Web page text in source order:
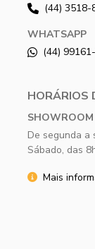
(44) 3518-
WHATSAPP
(44)
HORÁRIOS
SHOWROOM
De segunda a
Sábado, das
Mais